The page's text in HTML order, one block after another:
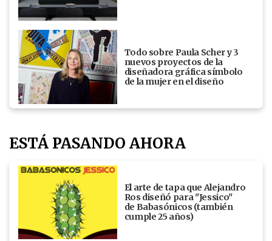
Todo sobre Paula Scher y 3
nuevos proyectos de la
diseñadora gráfica símbolo
de la mujer en el diseño
ESTÁ PASANDO AHORA
El arte de tapa que Alejandro
Ros diseñó para "Jessico"
de Babasónicos (también
cumple 25 años)